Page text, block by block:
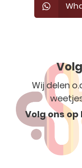
Wij delen
Volg ons